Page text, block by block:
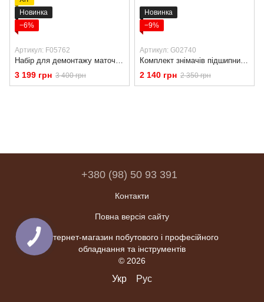
Новинка
−6%
Артикул: F05762
Набір для демонтажу маточини FORD FOCUS II, C-MAX, VOLVO 78 мм Falcon F05762
3 199 грн 3 400 грн
Новинка
−9%
Артикул: G02740
Комплект знімачів підшипників передньої ступиці 56-84 мм Geko G02740
2 140 грн 2 350 грн
+380 (98) 50 93 391
Контакти
Повна версія сайту
Інтернет-магазин побутового і професійного
обладнання та інструментів
© 2026
Укр Рус